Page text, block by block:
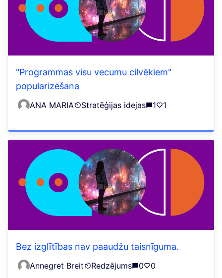
"Programmas visu vecumu cilvēkiem"
popularizēšana
ANA MARIA Stratēģijas idejas 1 1
Bez izglītības nav paaudžu taisnīguma.
Annegret Breit Redzējums 0 0